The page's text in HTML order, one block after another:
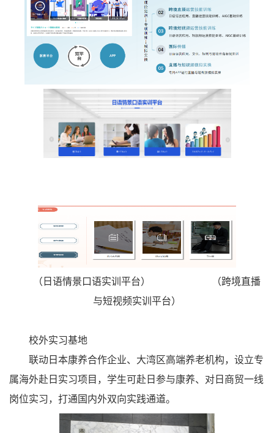
（日语情景口语实训平台） （跨境直播
与短视频实训平台）
校外实习基地
联动日本康养合作企业、大湾区高端养老机构，设立专
属海外赴日实习项目，学生可赴日参与康养、对日商贸一线
岗位实习，打通国内外双向实践通道。